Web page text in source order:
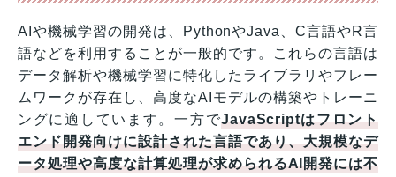
AIや機械学習の開発は、PythonやJava、C言語やR言
語などを利用することが一般的です。これらの言語は
データ解析や機械学習に特化したライブラリやフレー
ムワークが存在し、高度なAIモデルの構築やトレーニ
ングに適しています。一方でJavaScriptはフロント
エンド開発向けに設計された言語であり、大規模なデ
ータ処理や高度な計算処理が求められるAI開発には不